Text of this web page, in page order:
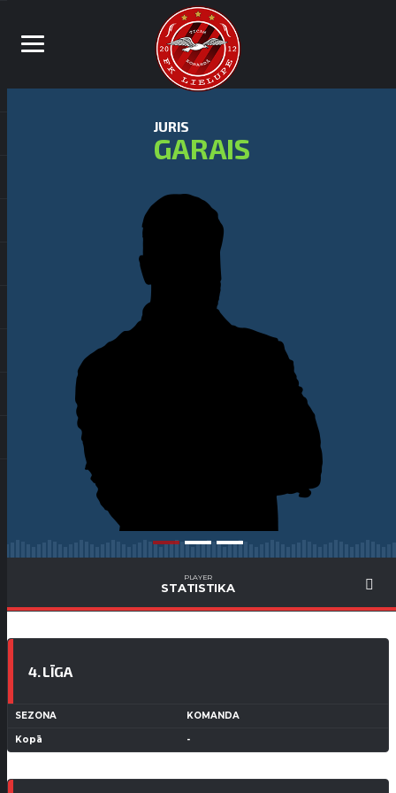
JURIS
GARAIS
PLAYER
STATISTIKA
4. LĪGA
SEZONA KOMANDA
Kopā -